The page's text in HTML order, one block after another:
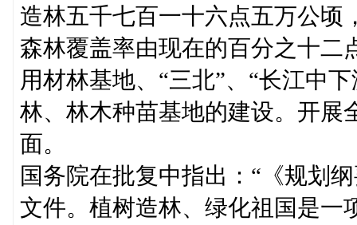
造林五千七百一十六点五万公顷
森林覆盖率由现在的百分之十二
用材林基地、“三北”、“长江中
林、林木种苗基地的建设。开展
面。
国务院在批复中指出：“《规划
文件。植树造林、绿化祖国是一